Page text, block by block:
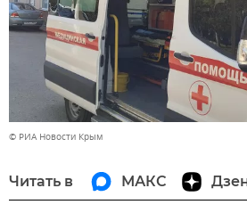
© РИА Новости Крым
Читать в МАКС